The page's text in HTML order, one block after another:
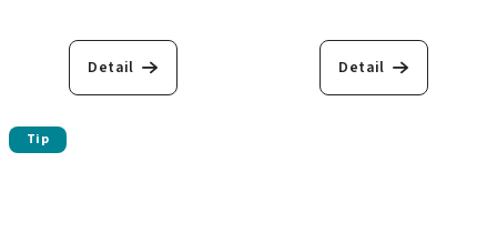
Detail Detail
Tip